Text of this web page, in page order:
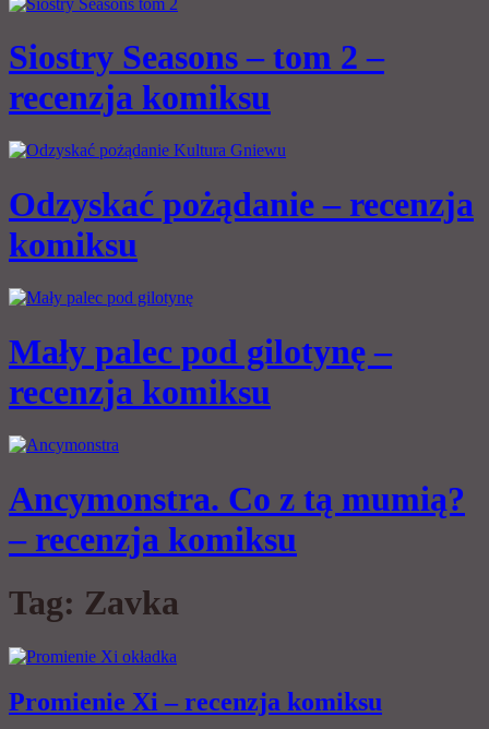
Siostry Seasons – tom 2 –
recenzja komiksu
Odzyskać pożądanie – recenzja
komiksu
Mały palec pod gilotynę –
recenzja komiksu
Ancymonstra. Co z tą mumią?
– recenzja komiksu
Tag: Zavka
Promienie Xi – recenzja komiksu